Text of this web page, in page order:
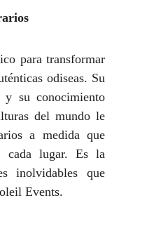
para transformar
odiseas. Su
y su conocimiento
del mundo le
a medida que
cada lugar. Es la
inolvidables que
Events.